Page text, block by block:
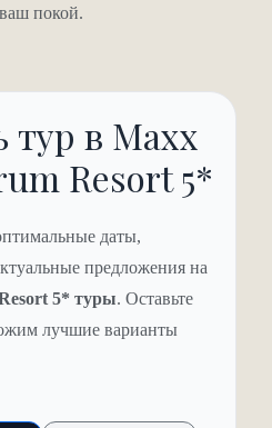
классы по рисованию и
игры в бассейне.
бассейны. По запросу –
набор для купания
полуострове
покой.
тур в Maxx
Resort 5*
даты,
предложения на
5* туры. Оставьте
лучшие варианты